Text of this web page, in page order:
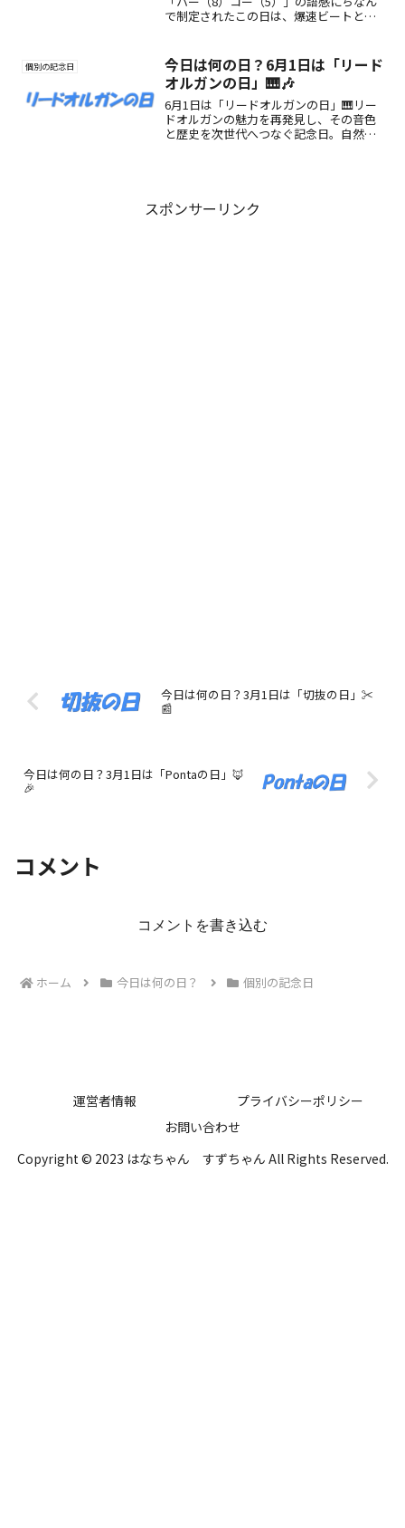
で制定されたこの日は、爆速ビートと重
狂を体感しよう！
個別の記念日
今日は何の日？6月1日は「リード
オルガンの日」🎹🎶
6月1日は「リードオルガンの日」🎹リー
ドオルガンの魅力を再発見し、その音色
と歴史を次世代へつなぐ記念日。自然な
スポンサーリンク
今日は何の日？3月1日は「切抜の日」✂️
📰
今日は何の日？3月1日は「Pontaの日」🦊
🎉
コメント
コメントを書き込む
ホーム 今日は何の日？ 個別の記念日
運営者情報
プライバシーポリシー
お問い合わせ
Copyright © 2023 はなちゃん すずちゃん All Rights Reserved.